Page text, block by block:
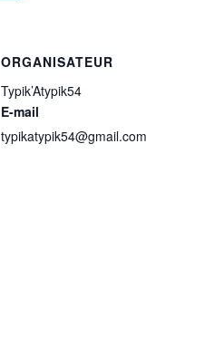
ORGANISATEUR
Typik’Atypik54
E-mail
typikatypik54@gmail.com